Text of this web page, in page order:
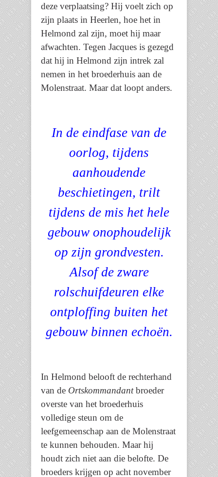
deze verplaatsing? Hij voelt zich op
zijn plaats in Heerlen, hoe het in
Helmond zal zijn, moet hij maar
afwachten. Tegen Jacques is gezegd
dat hij in Helmond zijn intrek zal
nemen in het broederhuis aan de
Molenstraat. Maar dat loopt anders.
In de eindfase van de
oorlog, tijdens
aanhoudende
beschietingen, trilt
tijdens de mis het hele
gebouw onophoudelijk
op zijn grondvesten.
Alsof de zware
rolschuifdeuren elke
ontploffing buiten het
gebouw binnen echoën.
In Helmond belooft de rechterhand
van de Ortskommandantbroeder
overste van het broederhuis
volledige steun om de
leefgemeenschap aan de Molenstraat
te kunnen behouden. Maar hij
houdt zich niet aan die belofte. De
broeders krijgen op acht november